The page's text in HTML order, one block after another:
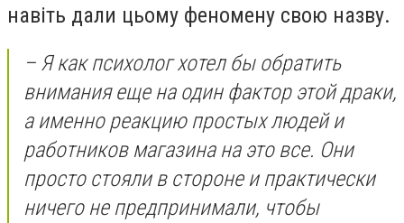
навіть дали цьому феномену свою назву.
– Я как психолог хотел бы обратить
внимания еще на один фактор этой драки,
а именно реакцию простых людей и
работников магазина на это все. Они
просто стояли в стороне и практически
ничего не предпринимали, чтобы